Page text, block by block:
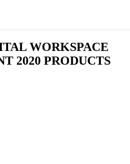
WORKSPACE
2020 PRODUCTS